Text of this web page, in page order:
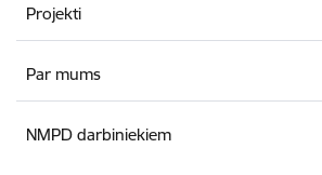
Projekti
Par mums
NMPD darbiniekiem